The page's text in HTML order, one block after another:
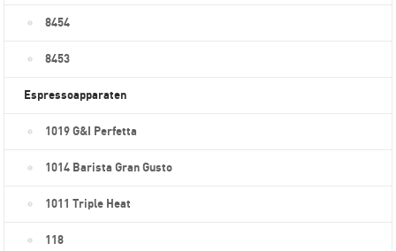
8454
8453
Espressoapparaten
1019 G&I Perfetta
1014 Barista Gran Gusto
1011 Triple Heat
118